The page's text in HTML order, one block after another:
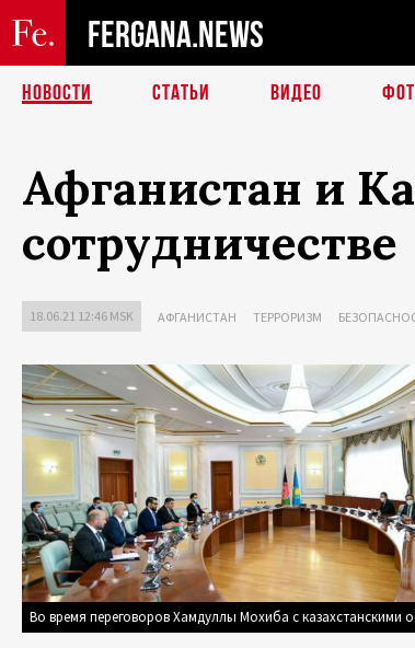
FERGANA.NEWS
НОВОСТИ СТАТЬИ ВИДЕО
Афганистан и
сотрудничестве
18.06.21 12:46 MSK АФГАНИСТАН ТЕРРОРИЗМ
Во время переговоров Хамдуллы Мохиба с